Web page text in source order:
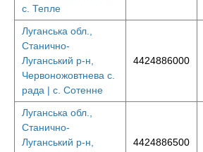
с. Тепле
Луганська обл.,
Станично-
Луганський р-н,
Червоножовтнева с.
рада | с. Сотенне
4424886000
Луганська обл.,
Станично-
Луганський р-н,
4424886500